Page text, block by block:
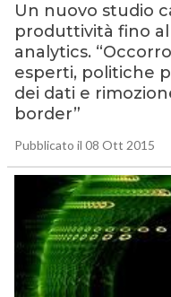
Un nuovo studio
produttività fino al
analytics.
esperti, politiche
dei dati e
border”
Pubblicato il 08 Ott 2015